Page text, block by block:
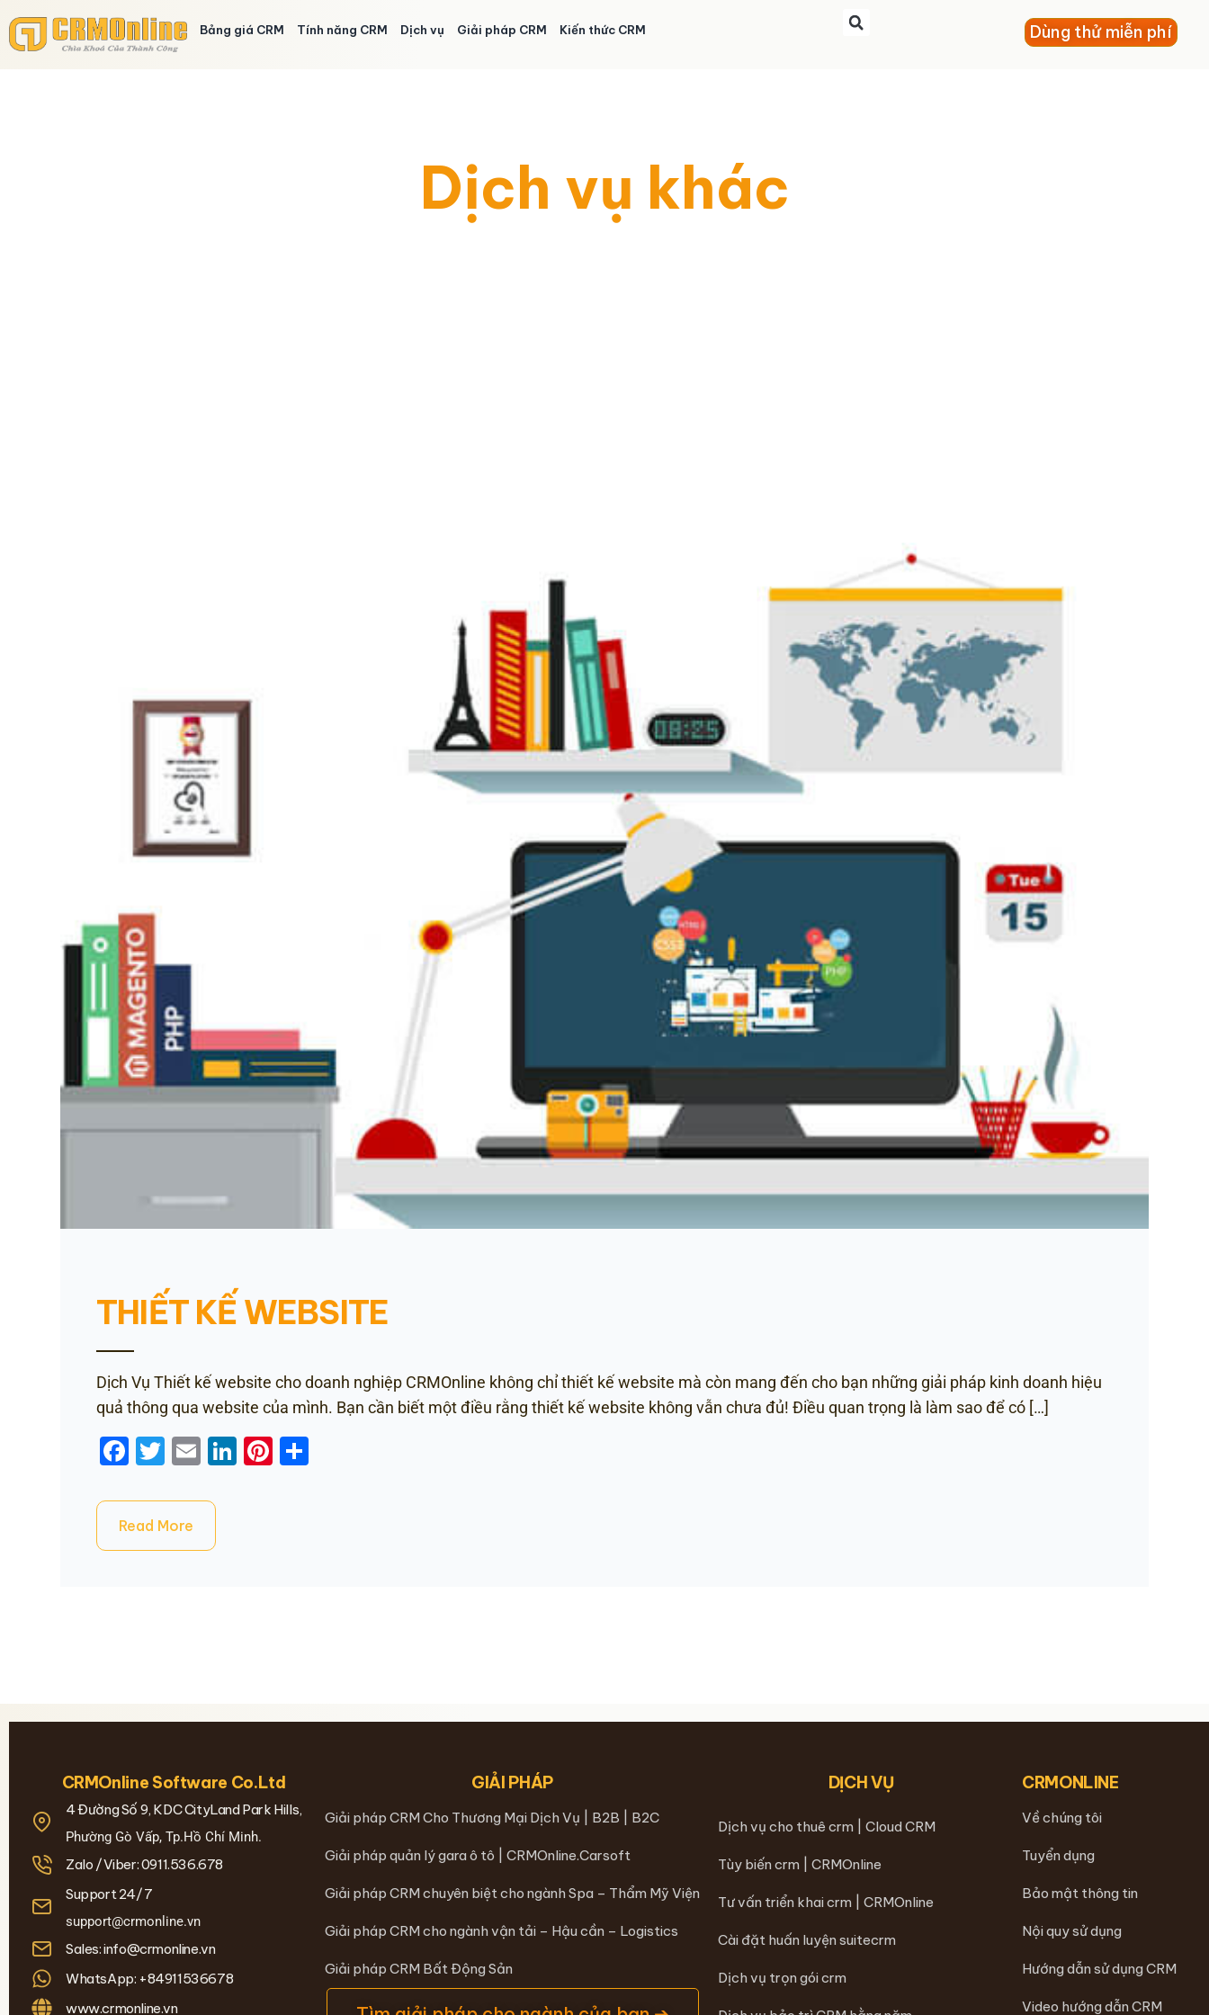
Bảng giá CRM Tính năng CRM Dịch vụ Giải pháp CRM Kiến thức CRM Dùng thử miễn phí
Dịch vụ khác
THIẾT KẾ WEBSITE
Dịch Vụ Thiết kế website cho doanh nghiệp CRMOnline không chỉ thiết kế website mà còn mang đến cho bạn những giải pháp kinh doanh hiệu
quả thông qua website của mình. Bạn cần biết một điều rằng thiết kế website không vẫn chưa đủ! Điều quan trọng là làm sao để có […]
Facebook
Twitter
EmailLinkedIn
Pinterest
Read More
CRMOnline Software Co.Ltd
4 Đường Số 9, KDC CityLand Park Hills,
Phường Gò Vấp, Tp.Hồ Chí Minh.
Zalo /Viber: 0911.536.678
Support 24/7
support@crmonline.vn
Sales: info@crmonline.vn
WhatsApp: +84911536678
www.crmonline.vn
GIẢI PHÁP
Giải pháp CRM Cho Thương Mại Dịch Vụ | B2B | B2C
Giải pháp quản lý gara ô tô | CRMOnline.Carsoft
Giải pháp CRM chuyên biệt cho ngành Spa – Thẩm Mỹ Viện
Giải pháp CRM cho ngành vận tải – Hậu cần – Logistics
Giải pháp CRM Bất Động Sản
DỊCH VỤ
Dịch vụ cho thuê crm | Cloud CRM
Tùy biến crm | CRMOnline
Tư vấn triển khai crm | CRMOnline
Cài đặt huấn luyện suitecrm
Dịch vụ trọn gói crm
CRMONLINE
Về chúng tôi
Tuyển dụng
Bảo mật thông tin
Nội quy sử dụng
Hướng dẫn sử dụng CRM
Video hướng dẫn CRM